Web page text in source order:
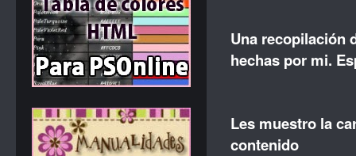
Una recopilación
hechas por mi.
Les muestro la
contenido